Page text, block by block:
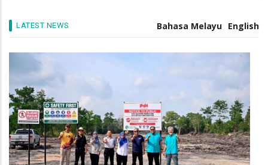
LATEST NEWS Bahasa Melayu English